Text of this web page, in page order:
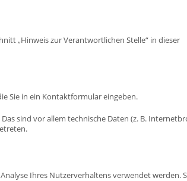
„Hinweis zur Verantwortlichen Stelle“ in dieser
Sie in ein Kontaktformular eingeben.
sind vor allem technische Daten (z. B.
Ihres Nutzerverhaltens verwendet werden.